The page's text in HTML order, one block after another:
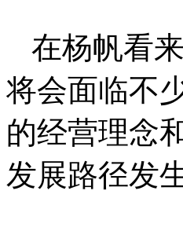
在杨帆看
将会面临不
的经营理念
发展路径发